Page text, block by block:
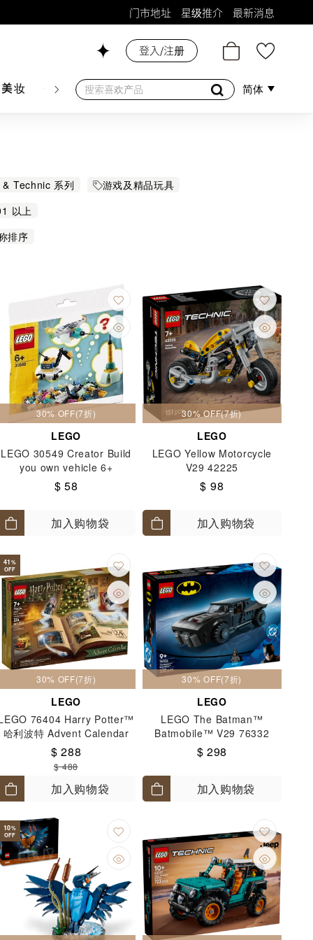
门市地址 星级推介 最新消息
妆 香水香薰 个人护理 母婴护理 游戏及精品
登入/注册
简体
Technic 系列
游戏及精品玩具
以上
排序
30% OFF(7折)
LEGO
LEGO 30549 Creator Build
you own vehicle 6+
$ 58
加入购物袋
30% OFF(7折)
LEGO
LEGO Yellow Motorcycle
V29 42225
$ 98
加入购物袋
41%
OFF
30% OFF(7折)
LEGO
76404 Harry Potter™
哈利波特 Advent Calendar
圣诞倒数日曆 7+
$ 288
$ 488
加入购物袋
30% OFF(7折)
LEGO
LEGO The Batman™
Batmobile™ V29 76332
$ 298
加入购物袋
10%
OFF